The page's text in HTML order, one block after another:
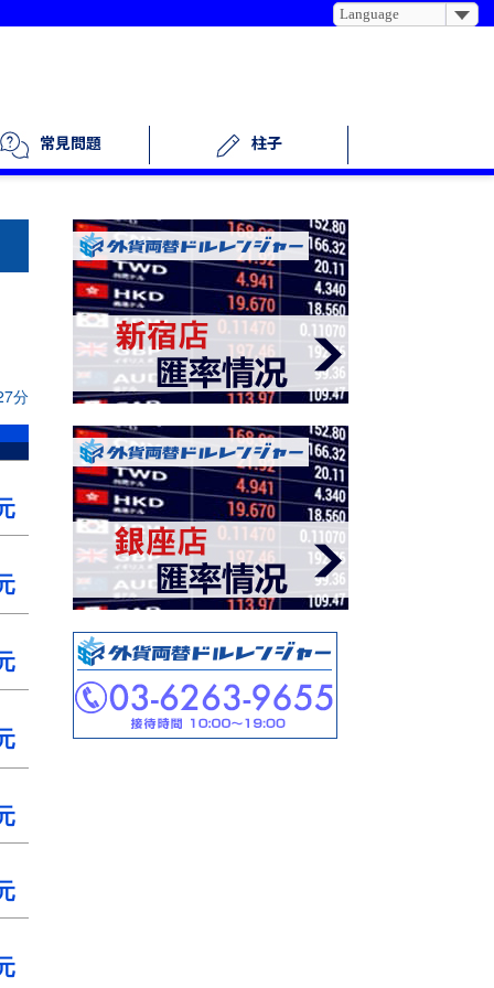
Language
常見問題 柱子
分